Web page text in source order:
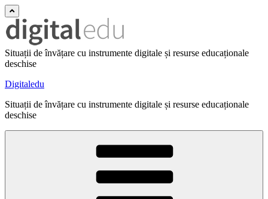
Situații de învățare cu instrumente digitale și resurse educaționale
deschise
Digitaledu
Situații de învățare cu instrumente digitale și resurse educaționale
deschise